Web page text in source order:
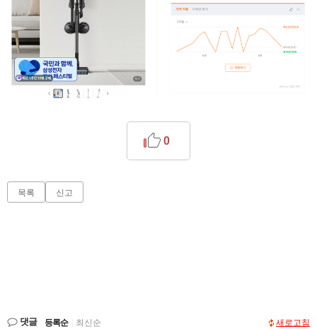
0
목록 신고
댓글 등록순 최신순 새로고침